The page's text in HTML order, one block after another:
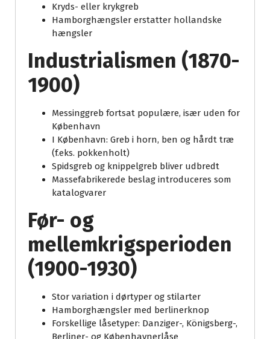
Kryds- eller krykgreb
Hamborghængsler erstatter hollandske
hængsler
Industrialismen (1870-
1900)
Messinggreb fortsat populære, især uden for
København
I København: Greb i horn, ben og hårdt træ
(f.eks. pokkenholt)
Spidsgreb og knippelgreb bliver udbredt
Massefabrikerede beslag introduceres som
katalogvarer
Før- og
mellemkrigsperioden
(1900-1930)
Stor variation i dørtyper og stilarter
Hamborghængsler med berlinerknop
Forskellige låsetyper: Danziger-, Königsberg-,
Berliner- og Københavnerlåse